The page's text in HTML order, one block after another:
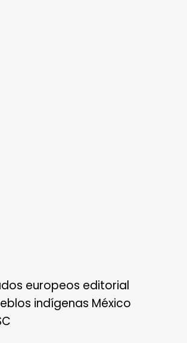
europeos editorial
indígenas México